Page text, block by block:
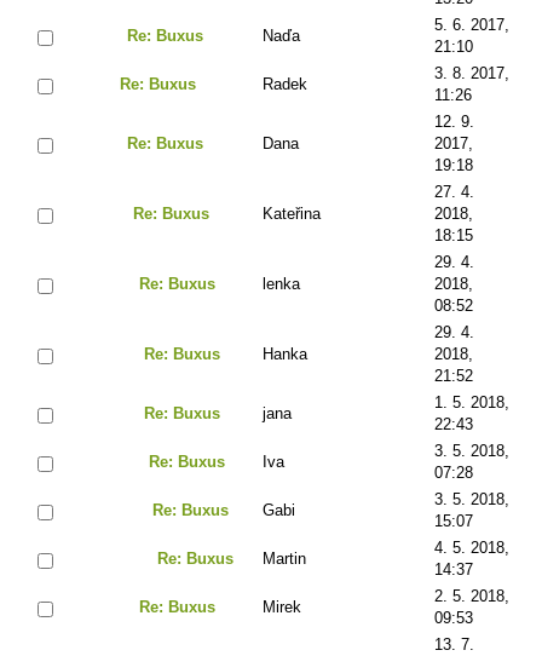
Re: Buxus Naďa
5. 6. 2017,
21:10
Re: Buxus Radek
3. 8. 2017,
11:26
Re: Buxus Dana
12. 9.
2017,
19:18
Re: Buxus Kateřina
27. 4.
2018,
18:15
Re: Buxus lenka
29. 4.
2018,
08:52
Re: Buxus Hanka
29. 4.
2018,
21:52
Re: Buxus jana
1. 5. 2018,
22:43
Re: Buxus Iva
3. 5. 2018,
07:28
Re: Buxus Gabi
3. 5. 2018,
15:07
Re: Buxus Martin
4. 5. 2018,
14:37
Re: Buxus Mirek
2. 5. 2018,
09:53
13. 7.